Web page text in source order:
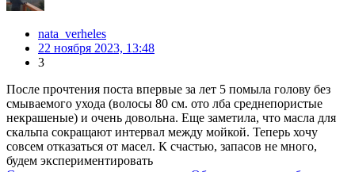
nata_verheles
22 ноября 2023, 13:48
3
После прочтения поста впервые за лет 5 помыла голову без
смываемого ухода (волосы 80 см. ото лба среднепористые
некрашеные) и очень довольна. Еще заметила, что масла для
скальпа сокращают интервал между мойкой. Теперь хочу
совсем отказаться от масел. К счастью, запасов не много,
будем экспериментировать